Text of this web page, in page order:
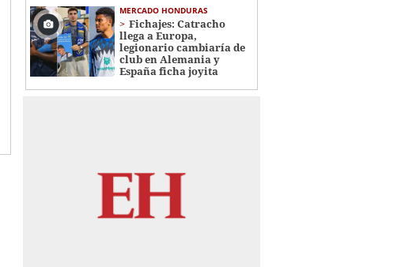
MERCADO HONDURAS
Fichajes: Catracho
llega a Europa,
legionario cambiaría de
club en Alemania y
España ficha joyita